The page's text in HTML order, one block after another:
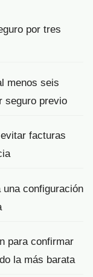
por tres
menos seis
seguro previo
facturas
configuración
para confirmar
la más barata